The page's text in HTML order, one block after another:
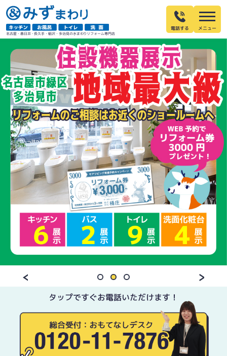
名古屋・春日井・長久手・稲沢・多治見の水まわりリフォーム専門店
電話する
タップですぐお電話いただけます！